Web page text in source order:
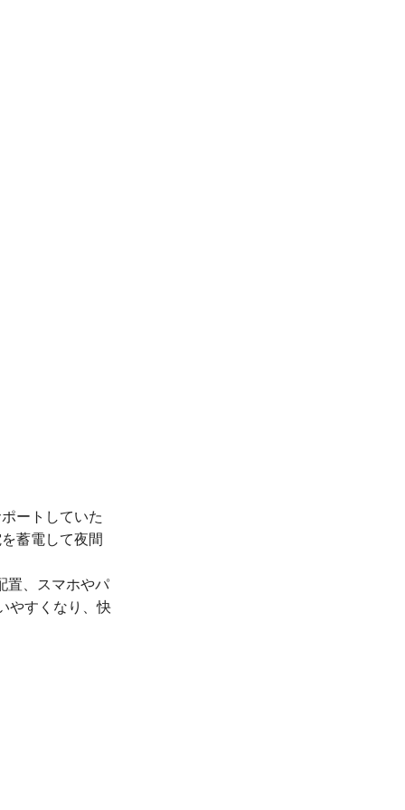
ートしていた
蓄電して夜間
置、スマホやパ
やすくなり、快